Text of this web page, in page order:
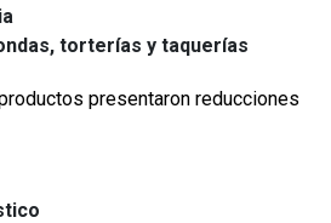
torterías y taquerías
presentaron reducciones